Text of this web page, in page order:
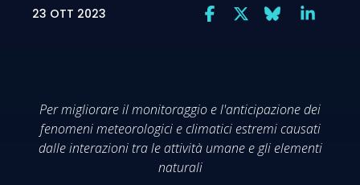
23 OTT 2023
Per migliorare il monitoraggio e l'anticipazione dei
fenomeni meteorologici e climatici estremi causati
dalle interazioni tra le attività umane e gli elementi
naturali